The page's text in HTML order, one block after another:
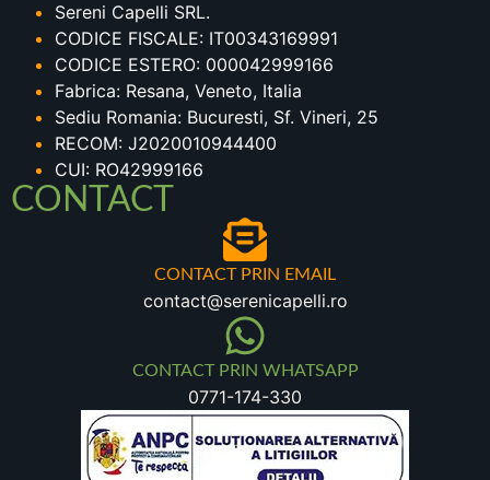
Sereni Capelli SRL.
CODICE FISCALE: IT00343169991
CODICE ESTERO: 000042999166
Fabrica: Resana, Veneto, Italia
Sediu Romania: Bucuresti, Sf. Vineri, 25
RECOM: J2020010944400
CUI: RO42999166
CONTACT
CONTACT PRIN EMAIL
contact@serenicapelli.ro
CONTACT PRIN WHATSAPP
0771-174-330